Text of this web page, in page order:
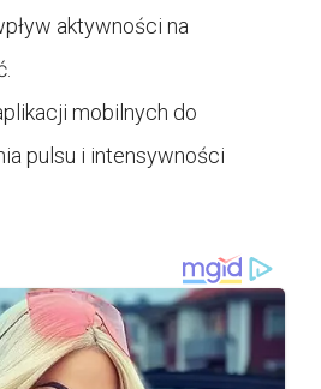
aktywności na
mobilnych do
pulsu i intensywności